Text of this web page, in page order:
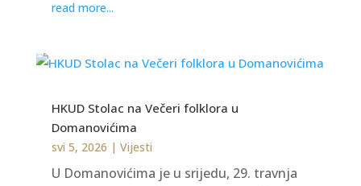
read more...
HKUD Stolac na Večeri folklora u
Domanovićima
svi 5, 2026 | Vijesti
U Domanovićima je u srijedu, 29. travnja